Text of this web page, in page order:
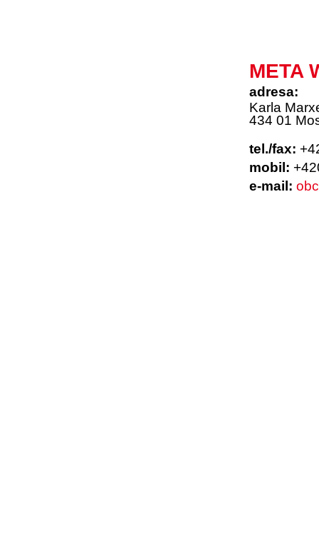
META
adresa:
Karla
434 01
tel./fax:
mobil:
e-mail: